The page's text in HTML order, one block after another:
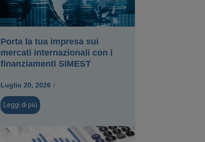
Porta la tua impresa sui
mercati internazionali con i
finanziamenti SIMEST
Luglio 20, 2026 /
Leggi di più